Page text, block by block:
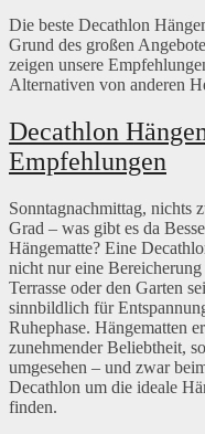
Die beste Decathlon
Grund des großen
zeigen unsere
Alternativen von anderen
Decathlon
Empfehlungen
Sonntagnachmittag, nichts
Grad – was gibt es da
Hängematte? Eine
nicht nur eine
Terrasse oder den Garten
sinnbildlich für
Ruhephase. Hängematten
zunehmender Beliebtheit,
umgesehen – und zwar
Decathlon um die ideale
finden.